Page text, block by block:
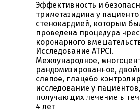
Эффективность и
триметазидина у
стенокардией, которым
проведена процедура
коронарного
Исследование ATPCI.
Международное,
рандомизированное,
слепое, плацебо
исследование у пациентов,
получающих лечение в
4 лет